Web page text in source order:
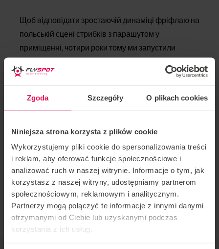
Zgoda Szczegóły O plikach cookies
Niniejsza strona korzysta z plików cookie
Wykorzystujemy pliki cookie do spersonalizowania treści
i reklam, aby oferować funkcje społecznościowe i
analizować ruch w naszej witrynie. Informacje o tym, jak
korzystasz z naszej witryny, udostępniamy partnerom
społecznościowym, reklamowym i analitycznym.
Partnerzy mogą połączyć te informacje z innymi danymi
otrzymanymi od Ciebie lub uzyskanymi podczas
korzystania z ich usług.
Щоб відповідати зростаючій динаміці фріфлаю на
польській сцені стрибків з парашутом у
приміщенні, чотири роки тому ми запустили
абсолютно новий Scramble, розроблений для
флайтерів, які літають не тільки на животі: Flyspot
У них грають на двох рівнях складності: Rookie
РЕЄСТРАЦІЯ
Якщо у вас виникли запитання, будь ласка,
зв’яжіться з нами:agnieszka.olczyk@flyspot.com